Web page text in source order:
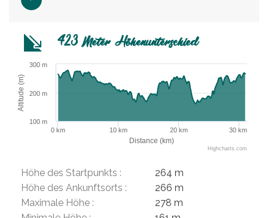
423 Meter Höhenunterschied
Distance (km)
Altitude (m)
0 km 10 km 20 km 30 km
100 m
200 m
300 m
Highcharts.com
Höhe des Startpunkts :
264 m
Höhe des Ankunftsorts :
266 m
Maximale Höhe :
278 m